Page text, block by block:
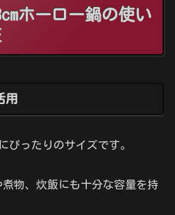
ホーロー鍋の使い
用
ぴったりのサイズです。
物、炊飯にも十分な容量を持